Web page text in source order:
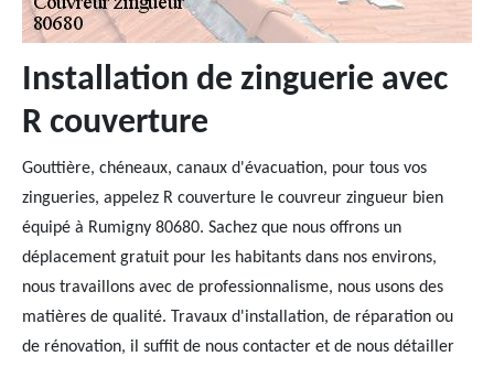
Installation de zinguerie avec
R couverture
Gouttière, chéneaux, canaux d'évacuation, pour tous vos
zingueries, appelez R couverture le couvreur zingueur bien
équipé à Rumigny 80680. Sachez que nous offrons un
déplacement gratuit pour les habitants dans nos environs,
nous travaillons avec de professionnalisme, nous usons des
matières de qualité. Travaux d'installation, de réparation ou
de rénovation, il suffit de nous contacter et de nous détailler